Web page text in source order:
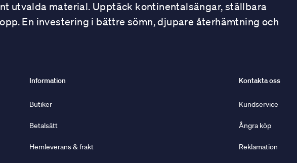
utvalda material. Upptäck kontinentalsängar, ställbara
En investering i bättre sömn, djupare återhämtning och
Information
Butiker
Betalsätt
Hemleverans & frakt
Kontakta oss
Kundservice
Ångra köp
Reklamation